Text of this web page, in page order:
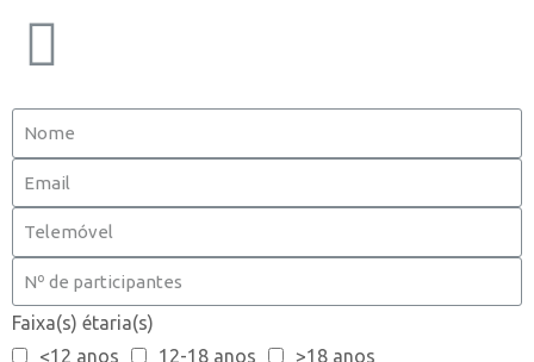
Faixa(s) étaria(s)
<12 anos
12-18 anos >18 anos